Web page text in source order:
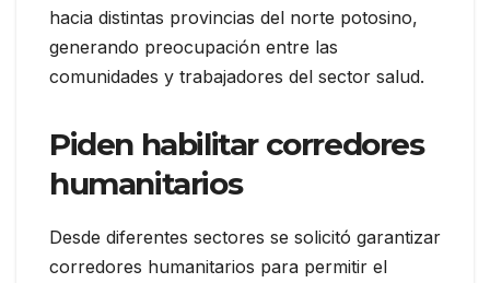
hacia distintas provincias del norte potosino,
generando preocupación entre las
comunidades y trabajadores del sector salud.
Piden habilitar corredores
humanitarios
Desde diferentes sectores se solicitó garantizar
corredores humanitarios para permitir el